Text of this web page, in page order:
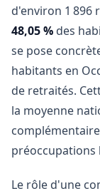
d'environ 1 896
48,05 % des
se pose
habitants en
de retraités.
la moyenne
préoccupations
Le rôle d'une